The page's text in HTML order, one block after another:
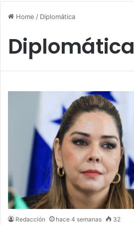
Home / Diplomática
Diplomática
Redacción hace 4 semanas 32